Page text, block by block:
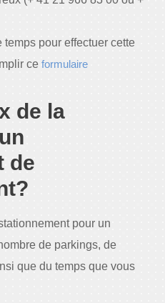
temps pour effectuer cette
ce formulaire
de la
de
pour un
de parkings, de
que du temps que vous